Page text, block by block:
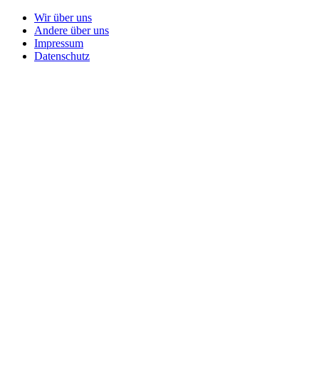
Wir über uns
Andere über uns
Impressum
Datenschutz